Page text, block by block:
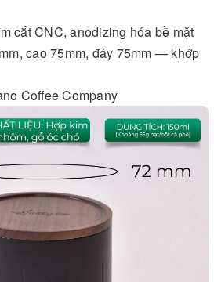
cắt CNC, anodizing hóa bề mặt
cao 75mm, đáy 75mm — khớp
Coffee Company